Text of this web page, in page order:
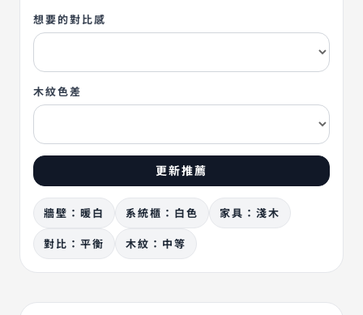
想要的對比感
木紋色差
更新推薦
牆壁：暖白 系統櫃：白色 家具：淺木
對比：平衡 木紋：中等